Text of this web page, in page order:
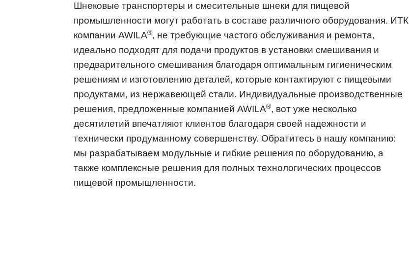
Шнековые транспортеры и смесительные шнеки для пищевой
промышленности могут работать в составе различного оборудования. ИТК
компании AWILA®, не требующие частого обслуживания и ремонта,
идеально подходят для подачи продуктов в установки смешивания и
предварительного смешивания благодаря оптимальным гигиеническим
решениям и изготовлению деталей, которые контактируют с пищевыми
продуктами, из нержавеющей стали. Индивидуальные производственные
решения, предложенные компанией AWILA®, вот уже несколько
десятилетий впечатляют клиентов благодаря своей надежности и
технически продуманному совершенству. Обратитесь в нашу компанию:
мы разрабатываем модульные и гибкие решения по оборудованию, а
также комплексные решения для полных технологических процессов
пищевой промышленности.